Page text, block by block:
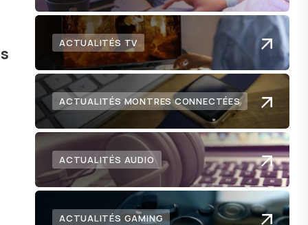
ACTUALITÉS TV
ACTUALITÉS MONTRES CONNECTÉES
ACTUALITÉS AUDIO
ACTUALITÉS GAMING